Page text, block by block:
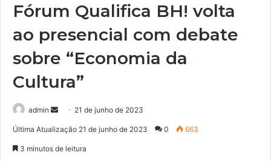
Fórum Qualifica BH! volta
ao presencial com debate
sobre “Economia da
Cultura”
admin
d
21 de junho de 2023
Última Atualização 21 de junho de 2023 0 663
3 minutos de leitura